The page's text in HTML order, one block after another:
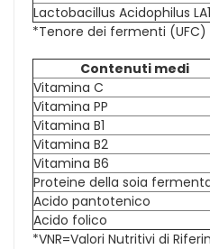
Lactobacillus Acidophilus
*Tenore dei fermenti
Contenuti medi
Vitamina C
Vitamina PP
Vitamina B1
Vitamina B2
Vitamina B6
Proteine della soia
Acido pantotenico
Acido folico
*VNR=Valori Nutritivi di